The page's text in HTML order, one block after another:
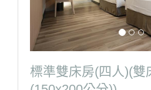
標準雙床房(四人)(雙